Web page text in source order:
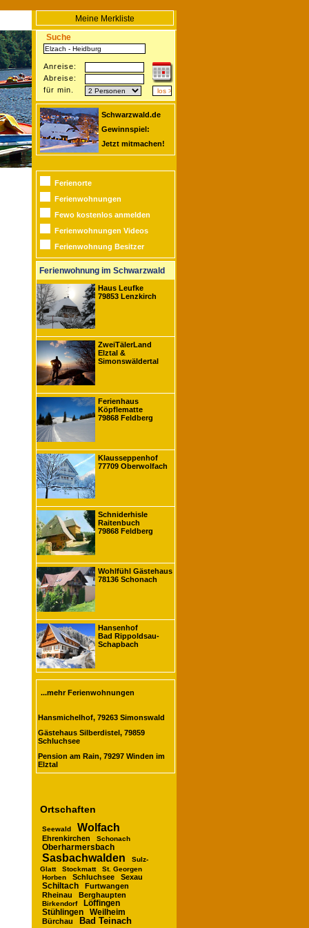
Meine Merkliste
Suche
Anreise:
Abreise:
für min.
Schwarzwald.de
Gewinnspiel:
Jetzt mitmachen!
Ferienorte
Ferienwohnungen
Fewo kostenlos anmelden
Ferienwohnungen Videos
Ferienwohnung Besitzer
Ferienwohnung im Schwarzwald
Haus Leufke
79853 Lenzkirch
ZweiTälerLand
Elztal &
Simonswäldertal
Ferienhaus
Köpflematte
79868 Feldberg
Klausseppenhof
77709 Oberwolfach
Schniderhisle
Raitenbuch
79868 Feldberg
Wohlfühl Gästehaus
78136 Schonach
Hansenhof
Bad Rippoldsau-
Schapbach
...mehr Ferienwohnungen
Hansmichelhof, 79263 Simonswald
Gästehaus Silberdistel, 79859
Schluchsee
Pension am Rain, 79297 Winden im
Elztal
Ortschaften
Seewald Wolfach
Ehrenkirchen Schonach
Oberharmersbach
Sasbachwalden
Sulz-
Glatt
Stockmatt
St. Georgen
Horben
Schluchsee Sexau
Schiltach
Furtwangen
Rheinau
Berghaupten
Birkendorf Löffingen
Stühlingen
Weilheim
Bürchau
Bad Teinach